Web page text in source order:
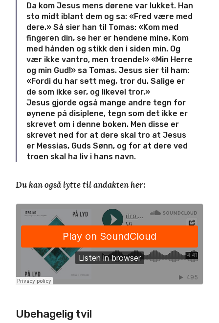
Da kom Jesus mens dørene var lukket. Han
sto midt iblant dem og sa: «Fred være med
dere.» Så sier han til Tomas: «Kom med
fingeren din, se her er hendene mine. Kom
med hånden og stikk den i siden min. Og
vær ikke vantro, men troende!» «Min Herre
og min Gud!» sa Tomas. Jesus sier til ham:
«Fordi du har sett meg, tror du. Salige er
de som ikke ser, og likevel tror.»
Jesus gjorde også mange andre tegn for
øynene på disiplene, tegn som det ikke er
skrevet om i denne boken. Men disse er
skrevet ned for at dere skal tro at Jesus
er Messias, Guds Sønn, og for at dere ved
troen skal ha liv i hans navn.
Du kan også lytte til andakten her:
Ubehagelig tvil